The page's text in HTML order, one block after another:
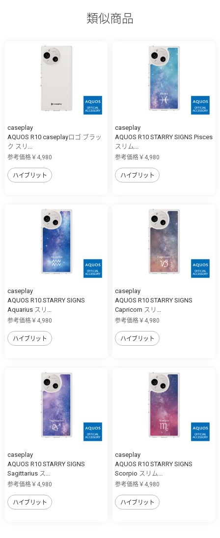
類似商品
caseplay
AQUOS R10 caseplayロゴ ブラッ
ク スリ...
参考価格￥4,980
ハイブリット
caseplay
AQUOS R10 STARRY SIGNS Pisces
スリム...
参考価格￥4,980
ハイブリット
caseplay
AQUOS R10 STARRY SIGNS
Aquarius スリ...
参考価格￥4,980
ハイブリット
caseplay
AQUOS R10 STARRY SIGNS
Capricorn スリ...
参考価格￥4,980
ハイブリット
caseplay
AQUOS R10 STARRY SIGNS
Sagittarius ス...
参考価格￥4,980
ハイブリット
caseplay
AQUOS R10 STARRY SIGNS
Scorpio スリム...
参考価格￥4,980
ハイブリット